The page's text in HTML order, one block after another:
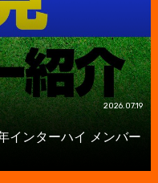
2026.07.19
インターハイ メンバー